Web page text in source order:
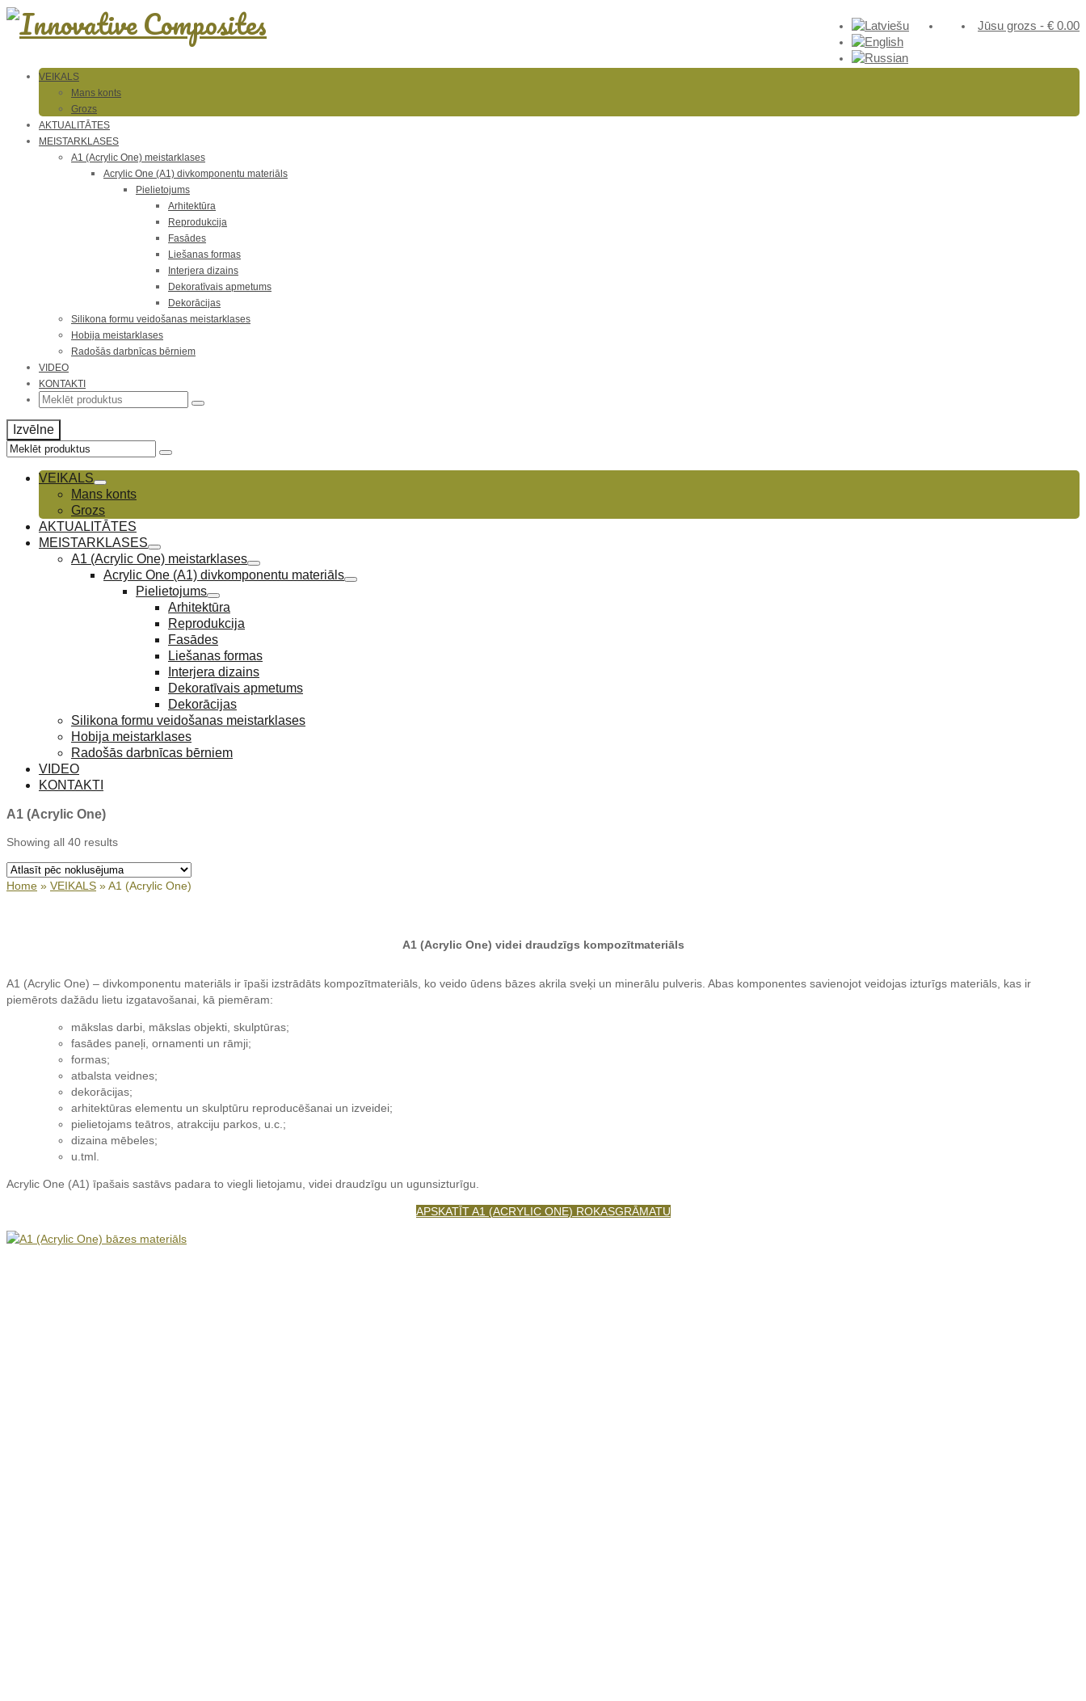
Jūsu grozs - € 0.00
VEIKALS
Mans konts
Grozs
AKTUALITĀTES
MEISTARKLASES
A1 (Acrylic One) meistarklases
Acrylic One (A1) divkomponentu materiāls
Pielietojums
Arhitektūra
Reprodukcija
Fasādes
Liešanas formas
Interjera dizains
Dekoratīvais apmetums
Dekorācijas
Silikona formu veidošanas meistarklases
Hobija meistarklases
Radošās darbnīcas bērniem
VIDEO
KONTAKTI
Search
Izvēlne
Search
VEIKALS
Mans konts
Grozs
AKTUALITĀTES
MEISTARKLASES
A1 (Acrylic One) meistarklases
Acrylic One (A1) divkomponentu materiāls
Pielietojums
Arhitektūra
Reprodukcija
Fasādes
Liešanas formas
Interjera dizains
Dekoratīvais apmetums
Dekorācijas
Silikona formu veidošanas meistarklases
Hobija meistarklases
Radošās darbnīcas bērniem
VIDEO
KONTAKTI
A1 (Acrylic One)
Showing all 40 results
Home » VEIKALS »A1 (Acrylic One)
A1 (Acrylic One) videi draudzīgs kompozītmateriāls
A1 (Acrylic One) – divkomponentu materiāls ir īpaši izstrādāts kompozītmateriāls, ko veido ūdens bāzes akrila sveķi un minerālu pulveris. Abas komponentes savienojot veidojas izturīgs materiāls, kas ir
piemērots dažādu lietu izgatavošanai, kā piemēram:
mākslas darbi, mākslas objekti, skulptūras;
fasādes paneļi, ornamenti un rāmji;
formas;
atbalsta veidnes;
dekorācijas;
arhitektūras elementu un skulptūru reproducēšanai un izveidei;
pielietojams teātros, atrakciju parkos, u.c.;
dizaina mēbeles;
u.tml.
Acrylic One (A1) īpašais sastāvs padara to viegli lietojamu, videi draudzīgu un ugunsizturīgu.
APSKATĪT A1 (ACRYLIC ONE) ROKASGRĀMATU